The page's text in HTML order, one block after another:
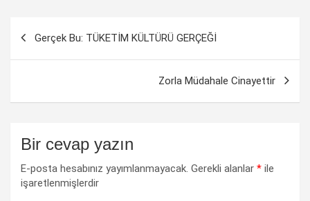
dolaşımı
Gerçek Bu: TÜKETİM KÜLTÜRÜ GERÇEĞİ
Zorla Müdahale Cinayettir
Bir cevap yazın
E-posta hesabınız yayımlanmayacak. Gerekli alanlar * ile
işaretlenmişlerdir